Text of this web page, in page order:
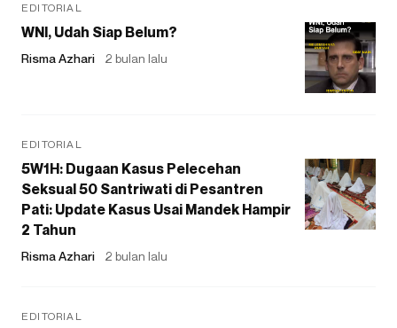
EDITORIAL
WNI, Udah Siap Belum?
Risma Azhari 2 bulan lalu
EDITORIAL
5W1H: Dugaan Kasus Pelecehan
Seksual 50 Santriwati di Pesantren
Pati: Update Kasus Usai Mandek Hampir
2 Tahun
Risma Azhari 2 bulan lalu
EDITORIAL